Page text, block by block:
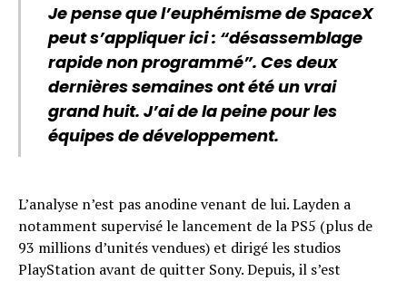
Je pense que l’euphémisme de SpaceX
peut s’appliquer ici : “désassemblage
rapide non programmé”. Ces deux
dernières semaines ont été un vrai
grand huit. J’ai de la peine pour les
équipes de développement.
L’analyse n’est pas anodine venant de lui. Layden a
notamment supervisé le lancement de la PS5 (plus de
93 millions d’unités vendues) et dirigé les studios
PlayStation avant de quitter Sony. Depuis, il s’est